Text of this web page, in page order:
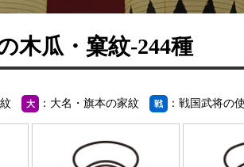
木瓜・窠紋-244種
大 ：大名・旗本の家紋 戦 ：戦国武将の